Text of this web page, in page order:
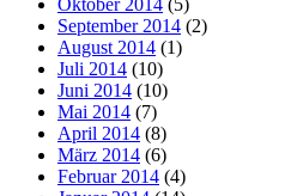
Oktober 2014 (5)
September 2014 (2)
August 2014 (1)
Juli 2014 (10)
Juni 2014 (10)
Mai 2014 (7)
April 2014 (8)
März 2014 (6)
Februar 2014 (4)